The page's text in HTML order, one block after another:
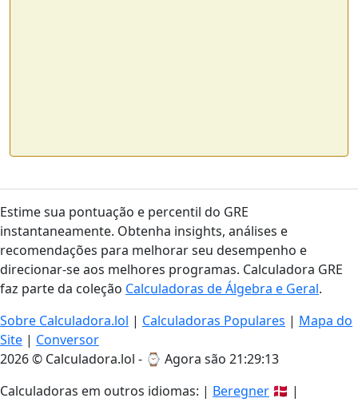
Estime sua pontuação e percentil do GRE
instantaneamente. Obtenha insights, análises e
recomendações para melhorar seu desempenho e
direcionar-se aos melhores programas. Calculadora GRE
faz parte da coleção Calculadoras de Álgebra e Geral.
Sobre Calculadora.lol | Calculadoras Populares | Mapa do
Site | Conversor
2026 © Calculadora.lol - ⌚ Agora são 21:29:13
Calculadoras em outros idiomas: | Beregner 🇩🇰 |